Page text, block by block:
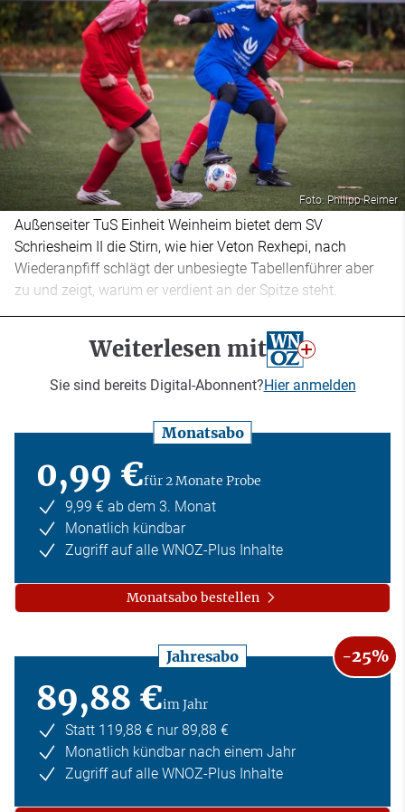
Foto: Philipp Reimer
Außenseiter TuS Einheit Weinheim bietet dem SV
Schriesheim II die Stirn, wie hier Veton Rexhepi, nach
Wiederanpfiff schlägt der unbesiegte Tabellenführer aber
zu und zeigt, warum er verdient an der Spitze steht.
Weiterlesen mit
Sie sind bereits Digital-Abonnent?Hier anmelden
Monatsabo
0,99 €für 2 Monate Probe
9,99 € ab dem 3. Monat
Monatlich kündbar
Zugriff auf alle WNOZ-Plus Inhalte
Monatsabo bestellen
Jahresabo -25%
89,88 €im Jahr
Statt 119,88 € nur 89,88 €
Monatlich kündbar nach einem Jahr
Zugriff auf alle WNOZ-Plus Inhalte